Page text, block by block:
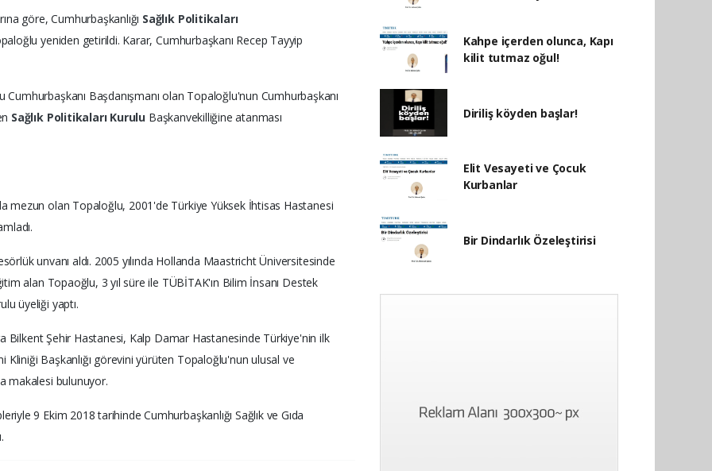
göre, Cumhurbaşkanlığı Sağlık Politikaları
yeniden getirildi. Karar, Cumhurbaşkanı Recep Tayyip
Cumhurbaşkanı Başdanışmanı olan Topaloğlu'nun Cumhurbaşkanı
Sağlık Politikaları Kurulu Başkanvekilliğine atanması
mezun olan Topaloğlu, 2001'de Türkiye Yüksek İhtisas Hastanesi
unvanı aldı. 2005 yılında Hollanda Maastricht Üniversitesinde
alan Topaoğlu, 3 yıl süre ile TÜBİTAK'ın Bilim İnsanı Destek
üyeliği yaptı.
Bilkent Şehir Hastanesi, Kalp Damar Hastanesinde Türkiye'nin ilk
Başkanlığı görevini yürüten Topaloğlu'nun ulusal ve
makalesi bulunuyor.
9 Ekim 2018 tarihinde Cumhurbaşkanlığı Sağlık ve Gıda
Kahpe içerden olunca, Kapı
kilit tutmaz oğul!
Diriliş köyden başlar!
Elit Vesayeti ve Çocuk
Kurbanlar
Bir Dindarlık Özeleştirisi